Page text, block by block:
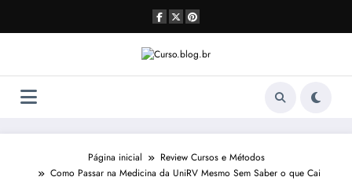
o
Página inicial
Review Cursos e Métodos
Como Passar na Medicina da UniRV Mesmo Sem Saber o que Cai